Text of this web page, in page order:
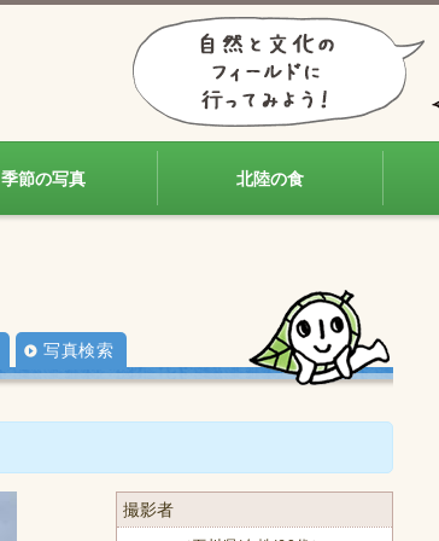
季節の写真 北陸の食
写真検索
撮影者